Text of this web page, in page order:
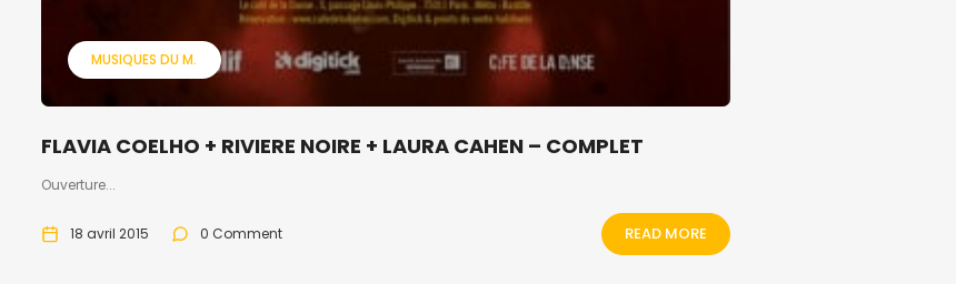
MUSIQUES DU M.
FLAVIA COELHO + RIVIERE NOIRE + LAURA CAHEN – COMPLET
Ouverture...
18 avril 2015 0 Comment READ MORE